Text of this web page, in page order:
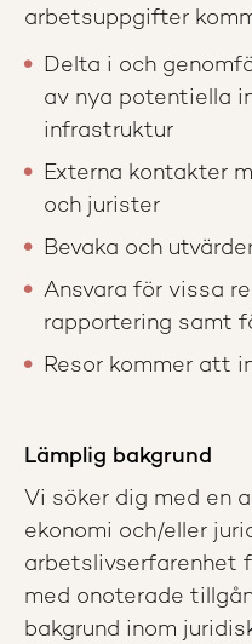
arbetsuppgifter
Delta i och
av nya potentiella
infrastruktur
Externa kontakter
och jurister
Bevaka och
Ansvara för vissa
rapportering samt
Resor kommer att
Lämplig bakgrund
Vi söker dig med en
ekonomi och/eller
arbetslivserfarenhet
med onoterade
bakgrund inom